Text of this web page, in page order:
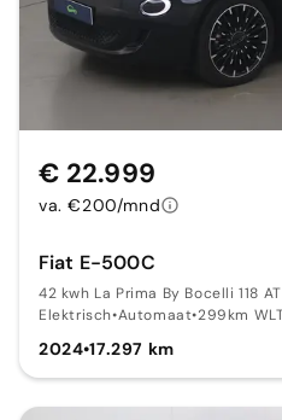
Fiat E-500C
42 kwh La Prima By Bocelli 118 AT
Elektrisch•Automaat•299km
2024•17.297 km
€ 22.999
va. €200/mnd